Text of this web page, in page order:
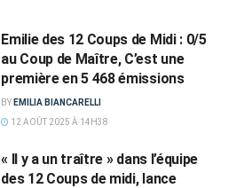
Emilie des 12 Coups de Midi : 0/5
au Coup de Maître, C’est une
première en 5 468 émissions
BY EMILIA BIANCARELLI
12 AOÛT 2025 À 14H38
« Il y a un traître » dans l’équipe
des 12 Coups de midi, lance